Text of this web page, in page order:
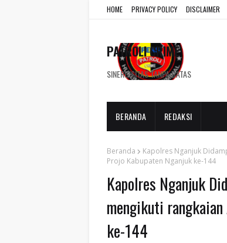
HOME PRIVACY POLICY DISCLAIMER
PATROLI CRIME
SINERGISITAS TANPA BATAS
BERANDA REDAKSI
Beranda
Kapolres Nganjuk
Projo Kabupaten Nganjuk ke-144
Kapolres Nganjuk
mengikuti rangkaian
ke-144